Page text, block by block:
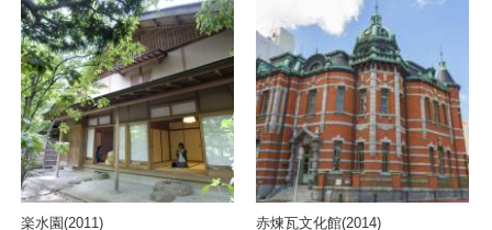
楽水園(2011) 赤煉瓦文化館(2014)